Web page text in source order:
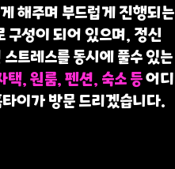
해주며 부드럽게 진행되는
성이 되어 있으며, 정신
트레스를 동시에 풀수 있는
택, 원룸, 펜션, 숙소 등어디
이가 방문 드리겠습니다.